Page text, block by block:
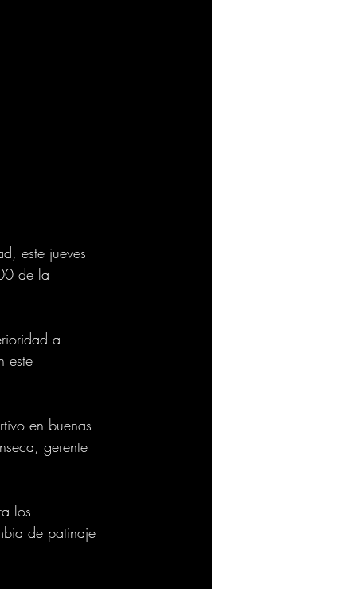
este jueves
de la
a
este
en buenas
gerente
los
de patinaje